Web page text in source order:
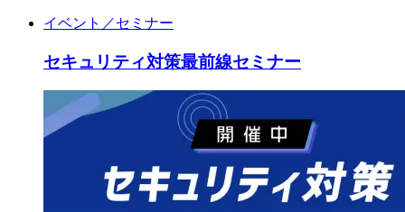
イベント／セミナー
セキュリティ対策最前線セミナー